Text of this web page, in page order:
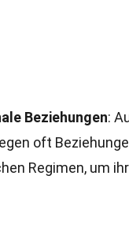
Beziehungen:
oft
Regimen, um